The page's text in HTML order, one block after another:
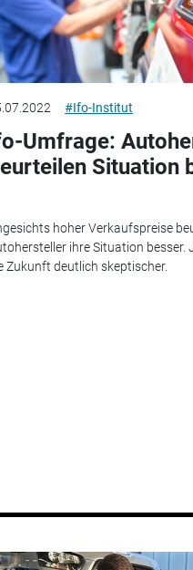
#Ifo-Institut
Umfrage:
Situation
hoher Verkaufspreise
ihre Situation besser.
Zukunft deutlich skeptischer.